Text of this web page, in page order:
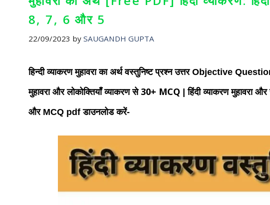
8, 7, 6 और 5
22/09/2023 by SAUGANDH GUPTA
हिन्दी व्याकरण मुहावरा का अर्थ वस्तुनिष्ट प्रश्न उत्तर Objective
मुहावरा और लोकोक्तियाँ व्याकरणसे 30+ MCQ | हिंदी व्याकरण मुहावरा
औरMCQ pdfडाउनलोड करें-